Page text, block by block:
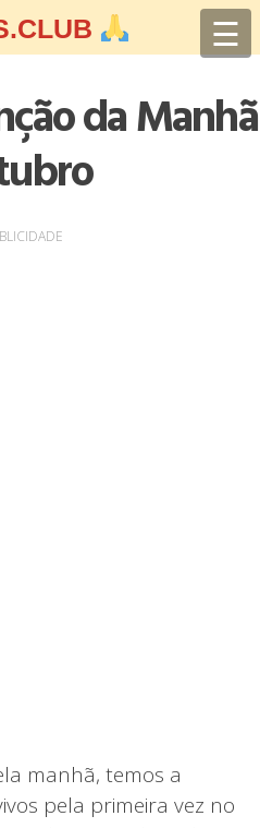
☰
da Manhã
manhã, temos a
pela primeira vez no